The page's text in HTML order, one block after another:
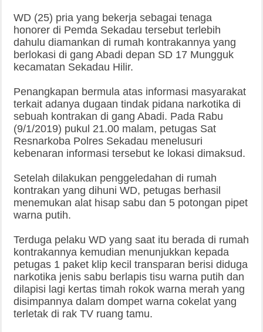
WD (25) pria yang bekerja sebagai tenaga
honorer di Pemda Sekadau tersebut terlebih
dahulu diamankan di rumah kontrakannya yang
berlokasi di gang Abadi depan SD 17 Mungguk
kecamatan Sekadau Hilir.
Penangkapan bermula atas informasi masyarakat
terkait adanya dugaan tindak pidana narkotika di
sebuah kontrakan di gang Abadi. Pada Rabu
(9/1/2019) pukul 21.00 malam, petugas Sat
Resnarkoba Polres Sekadau menelusuri
kebenaran informasi tersebut ke lokasi dimaksud.
Setelah dilakukan penggeledahan di rumah
kontrakan yang dihuni WD, petugas berhasil
menemukan alat hisap sabu dan 5 potongan pipet
warna putih.
Terduga pelaku WD yang saat itu berada di rumah
kontrakannya kemudian menunjukkan kepada
petugas 1 paket klip kecil transparan berisi diduga
narkotika jenis sabu berlapis tisu warna putih dan
dilapisi lagi kertas timah rokok warna merah yang
disimpannya dalam dompet warna cokelat yang
terletak di rak TV ruang tamu.